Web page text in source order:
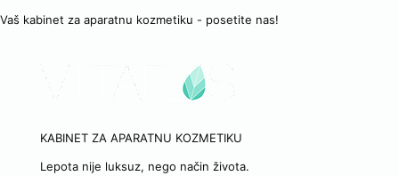
Vaš kabinet za aparatnu kozmetiku - posetite nas!
KABINET ZA APARATNU KOZMETIKU
Lepota nije luksuz, nego način života.